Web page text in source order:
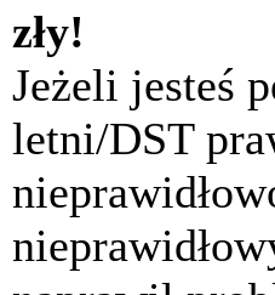
zły!
Jeżeli jesteś
letni/DST